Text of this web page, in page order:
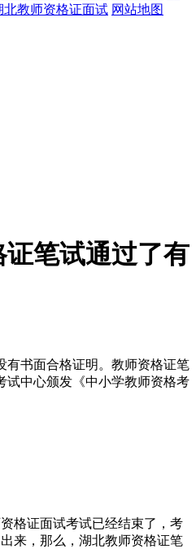
北教师资格证面试 网站地图
笔试通过了有
有书面合格证明。教师资格证笔
试中心颁发《中小学教师资格考
格证面试考试已经结束了，考
来，那么，湖北教师资格证笔